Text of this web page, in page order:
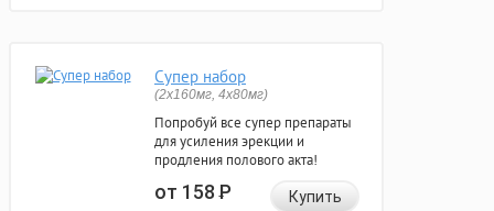
Супер набор
(2х160мг, 4х80мг)
Попробуй все супер препараты
для усиления эрекции и
продления полового акта!
от 158Р Купить